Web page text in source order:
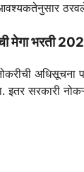
आवश्यकतेनुसार
मेगा भरती
अधिसूचना
इतर सरकारी